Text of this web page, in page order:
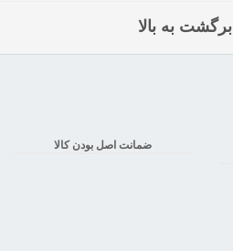
برگشت به بالا
ضمانت اصل بودن کالا